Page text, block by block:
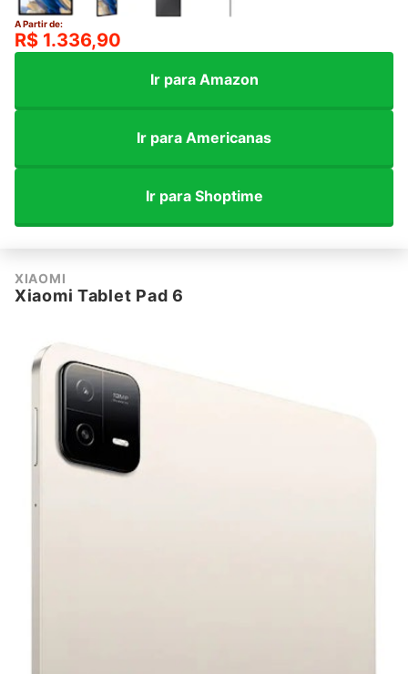
A Partir de:
R$ 1.336,90
Ir para Amazon
Ir para Americanas
Ir para Shoptime
XIAOMI
Xiaomi Tablet Pad 6